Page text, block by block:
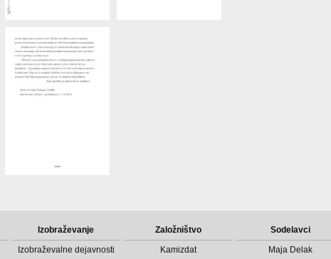
Izobraževanje
Izobraževalne dejavnosti
Založništvo
Kamizdat
Sodelavci
Maja Delak